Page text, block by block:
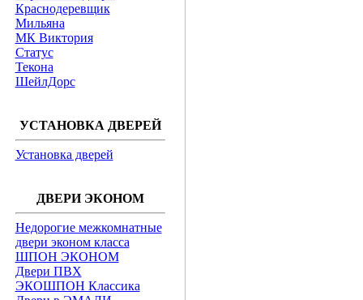
Краснодеревщик
Мильяна
МК Виктория
Статус
Текона
ШейлДорс
УСТАНОВКА ДВЕРЕЙ
Установка дверей
ДВЕРИ ЭКОНОМ
Недорогие межкомнатные
двери эконом класса
ШПОН ЭКОНОМ
Двери ПВХ
ЭКОШПОН Классика